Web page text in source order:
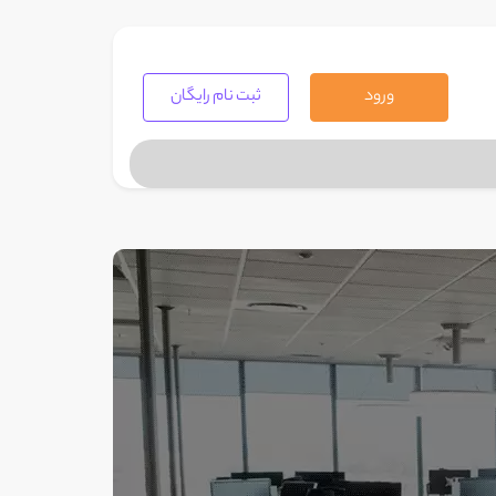
ورود ثبت نام رایگان